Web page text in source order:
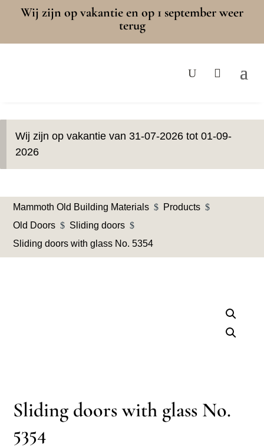
Wij zijn op vakantie en op 1 september weer
terug
Wij zijn op vakantie van 31-07-2026 tot 01-09-
2026
Mammoth Old Building Materials $ Products $
Old Doors $ Sliding doors $
Sliding doors with glass No. 5354
Sliding doors with glass No.
5354